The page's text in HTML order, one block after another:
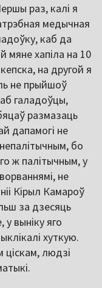
раз, калі я
медычная
каб да
мяне хапіла на 10
на другой я
не прыйшоў
галадоўцы,
размазаць
дапамогі не
бо
ж палітычным, у
не
Кірыл Камароў
за дзесяць
выніку яго
хуткую.
ціскам, людзі